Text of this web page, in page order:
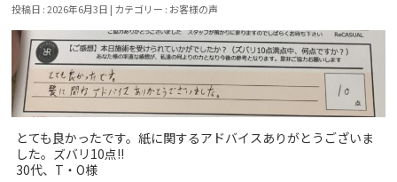
投稿日 : 2026年6月3日 | カテゴリー : お客様の声
とても良かったです。紙に関するアドバイスありがとうございま
した。ズバリ10点!!
30代、T・O様